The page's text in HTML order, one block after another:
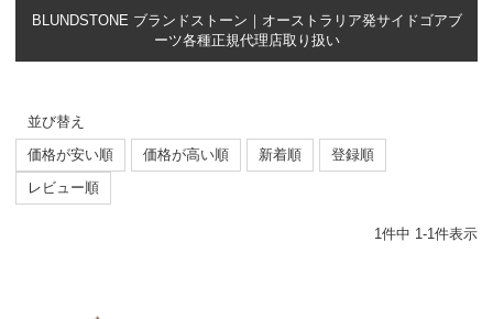
BLUNDSTONE ブランドストーン｜オーストラリア発サイドゴアブ
ーツ各種正規代理店取り扱い
並び替え
価格が安い順
価格が高い順 新着順
登録順
レビュー順
1件中 1-1件表示